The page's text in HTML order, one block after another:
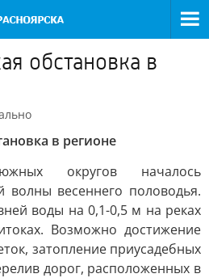
обстановка в
в регионе
округов началось
волны весеннего половодья.
воды на 0,1-0,5 м на реках
Возможно достижение
затопление приусадебных
дорог, расположенных в